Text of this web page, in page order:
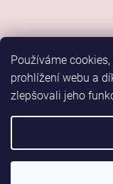
Používáme
prohlížení webu a
zlepšovali jeho